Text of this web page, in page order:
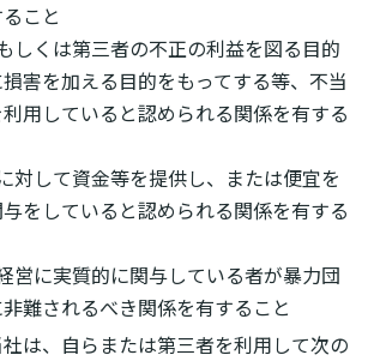
こと
しくは第三者の不正の利益を図る目的
害を加える目的をもってする等、不当
用していると認められる関係を有する
対して資金等を提供し、または便宜を
をしていると認められる関係を有する
営に実質的に関与している者が暴力団
難されるべき関係を有すること
は、自らまたは第三者を利用して次の